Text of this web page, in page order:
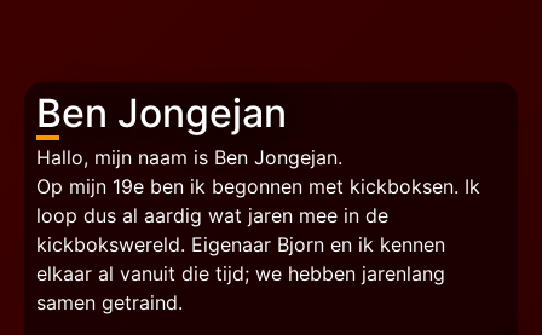
Ben Jongejan
Hallo, mijn naam is Ben Jongejan.
Op mijn 19e ben ik begonnen met kickboksen. Ik
loop dus al aardig wat jaren mee in de
kickbokswereld. Eigenaar Bjorn en ik kennen
elkaar al vanuit die tijd; we hebben jarenlang
samen getraind.